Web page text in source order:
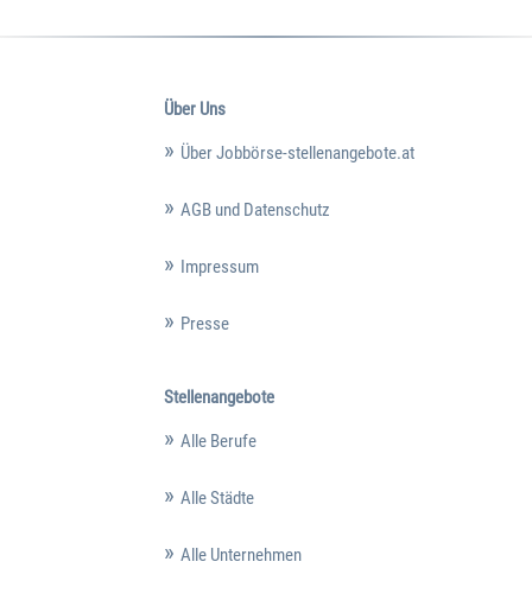
Über Uns
Über Jobbörse-stellenangebote.at
AGB und Datenschutz
Impressum
Presse
Stellenangebote
Alle Berufe
Alle Städte
Alle Unternehmen